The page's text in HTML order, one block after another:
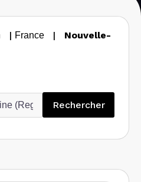
| France |
Nouvelle-
Rechercher